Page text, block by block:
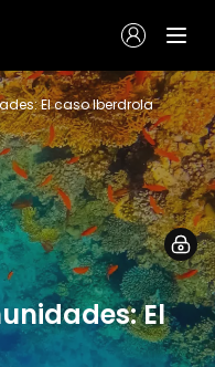
El caso Iberdrola
El